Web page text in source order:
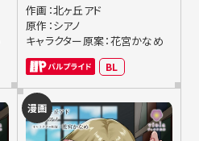
作画：北ヶ丘アド
原作：シアノ
キャラクター原案：花宮かなめ
BL
漫画